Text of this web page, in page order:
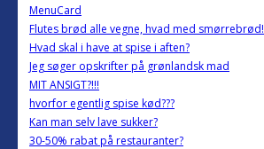
MenuCard
Flutes brød alle vegne, hvad med smørrebrød!
Hvad skal i have at spise i aften?
Jeg søger opskrifter på grønlandsk mad
MIT ANSIGT?!!!
hvorfor egentlig spise kød???
Kan man selv lave sukker?
30-50% rabat på restauranter?